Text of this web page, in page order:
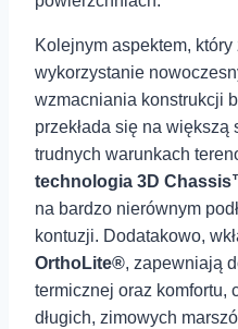
Kolejnym aspektem,
wykorzystanie
wzmacniania konstrukcji
przekłada się⁢ na
trudnych warunkach
technologia 3D
na ⁣bardzo nierównym
kontuzji. Dodatakowo,
OrthoLite®, zapewniają
termicznej ⁢oraz komfortu,
⁢długich, zimowych